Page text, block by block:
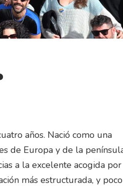
años. Nació como una
de Europa y de la
a la excelente acogida por
más estructurada, y poco